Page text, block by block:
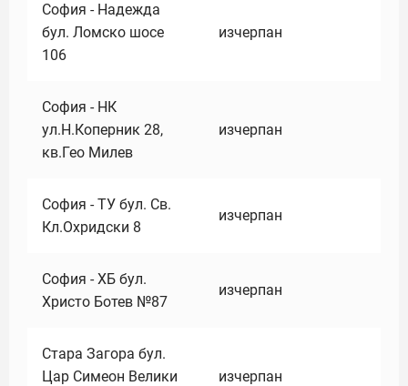
София - Надежда
бул. Ломско шосе
106
изчерпан
София - НК
ул.Н.Коперник 28,
кв.Гео Милев
изчерпан
София - ТУ бул. Св.
Кл.Охридски 8
изчерпан
София - ХБ бул.
Христо Ботев №87
изчерпан
Стара Загора бул.
Цар Симеон Велики
изчерпан